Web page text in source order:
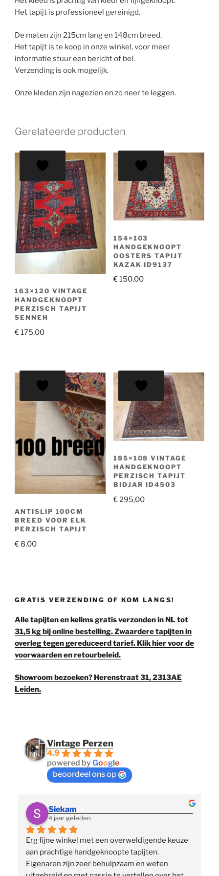
Het tapijt is professioneel gereinigd.
De maten zijn 215cm lang en 148cm breed.
Het tapijt is te koop in onze winkel, voor meer
informatie stuur een bericht of bel.
Verzending is ook mogelijk.
Onze kleden zijn nagezien en zo neer te leggen.
Gerelateerde producten
163×120 VINTAGE
HANDGEKNOOPT
PERZISCH TAPIJT
SENNEH
€175,00
154×103
HANDGEKNOOPT
OOSTERS TAPIJT
KAZAK ID9137
€150,00
ANTISLIP 100CM
BREED VOOR ELK
PERZISCH TAPIJT
€ 8,00
185×108 VINTAGE
HANDGEKNOOPT
PERZISCH TAPIJT
BIDJAR ID4503
€295,00
GRATIS VERZENDING OF KOM LANGS!
Alle tapijten en kelims gratis verzonden in NL tot
31,5 kg bij online bestelling. Zwaardere tapijten in
overleg tegen gereduceerd tarief. Klik hier voor de
voorwaarden en retourbeleid.
Showroom bezoeken? Herenstraat 31, 2313AE
Leiden.
Vintage Perzen
4.9
powered byGoogle
beoordeel ons op
Siekam
4 jaar geleden
Erg fijne winkel met een overweldigende keuze
aan prachtige handgeknoopte tapijten.
Eigenaren zijn zeer behulpzaam en weten